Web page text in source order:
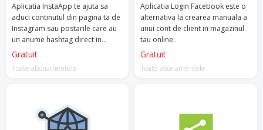
Aplicatia InstaApp te ajuta sa
aduci continutul din pagina ta de
Instagram sau postarile care au
un anume hashtag direct in
magazinul tau.
Gratuit
Toate abonamentele
Aplicatia Login Facebook este o
alternativa la crearea manuala a
unui cont de client in magazinul
tau online.
Gratuit
Toate abonamentele